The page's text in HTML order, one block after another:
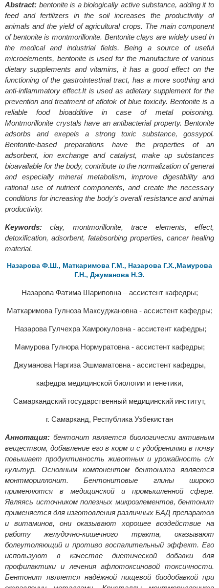
Abstract: bentonite is a biologically active substance, adding it to
feed and fertilizers in the soil increases the productivitiy of
animals and the yield of agricultural crops. The main component
of bentonite is montmorillonite. Bentonite clays are widely used in
the medical and industrial fields. Being a source of useful
microelements, bentonite is used for the manufacture of various
dietary supplements and vitamins, it has a good effect on the
functioning of the gastrointestinal tract, has a more soothing and
anti-inflammatory effect.It is used as adietary supplement for the
prevention and treatment of aflotok of blue toxicity. Bentonite is a
reliable food bioadditive in case of metal poisoning.
Montmorillonite crystals have an antibacterial property. Bentonite
adsorbs and exepels a strong toxic substance, gossypol.
Bentonite-based preparations have the properties of an
adsorbent, ion exchange and catalyst, make up substances
bioavailable for the body, contribute to the normalization of general
and especially mineral metabolism, improve digestibility and
rational use of nutrient components, and create the necessary
conditions for increasing the body's overall resistance and animal
productivity.
Keywords: clay, montmorillonite, trace elements, effect,
detoxification, adsorbent, fatabsorbing properties, cancer healing
material.
Назарова Ф.Ш., Маткаримова Г.М., Назарова Г.Х.,Мамурова
Г.Н., Джуманова Н.Э.
Назарова Фaтима Шариповна – ассистент кафедры;
Маткаримова Гулноза Максуджановна - ассистент кафедры;
Назарова Гулчехра Хамрокуловна - ассистент кафедры;
Мамурова Гулнора Нормуратовна - ассистент кафедры;
Джуманова Наргиза Эшмаматовна - ассистент кафедры,
кафедра медицинской биологии и генетики,
Самаркандский государственный медицинский институт,
г. Самарканд, Республика Узбекистан
Аннотация: бентонит является биологически активным
веществом, добавление его в корм и с удобрениями в почву
повышает продуктивность животных и урожайность с/х
культур. Основным компонентом бентонита является
монтмориллонит. Бентонитовые глины широко
применяются в медицинской и промышленной сфере.
Являясь источником полезных микроэлементов, бентонит
применяется для изготовления различных БАД препаратов
и витаминов, они оказывают хорошее воздействие на
работу желудочно-кишечного тракта, оказывают
болеутоляющий и противо воспалительный эффект. Его
используют в качестве диетической добавки для
профилактики и лечения афлотоксиновой токсичности.
Бентонит является надёжной пищевой биодобавкой при